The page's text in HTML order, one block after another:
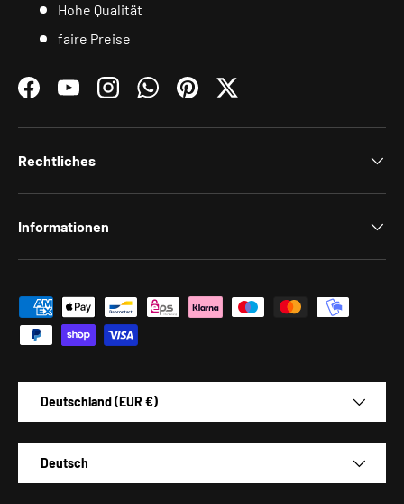
Hohe Qualität
faire Preise
FacebookYouTubeInstagramWhatsAppPinterestTwitter
Rechtliches
Informationen
Zahlungsmethoden
Deutschland (EUR €)
Deutsch